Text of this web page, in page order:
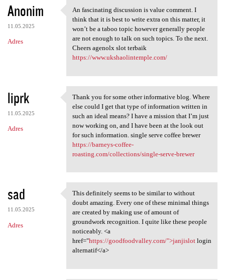
Anonim
11.05.2025
Adres
An fascinating discussion is
An fascinating discussion is value comment. I
think that it is best to write extra on this matter, it
won’t be a taboo topic however generally people
are not enough to talk on such topics. To the next.
Cheers agenolx slot terbaik
https://www.ukshaolintemple.com/
liprk
11.05.2025
Adres
Thank you for some other
Thank you for some other informative blog. Where
else could I get that type of information written in
such an ideal means? I have a mission that I’m just
now working on, and I have been at the look out
for such information. single serve coffee brewer
https://barneys-coffee-
roasting.com/collections/single-serve-brewer
sad
11.05.2025
Adres
This definitely seems to be
This definitely seems to be similar to without
doubt amazing. Every one of these minimal things
are created by making use of amount of
groundwork recognition. I quite like these people
noticeably. <a
href="https://goodfoodvalley.com/">janjislotlogin
alternatif</a>